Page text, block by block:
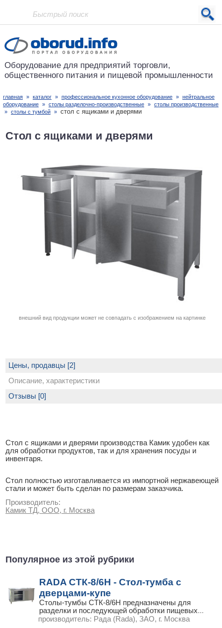
Проект основан в 2001 году
Оборудование для предприятий торговли,
общественного питания и пищевой промышленности
главная » каталог » профессиональное кухонное оборудование » нейтральное
оборудование » столы разделочно-производственные » столы производственные
» столы с тумбой » стол с ящиками и дверями
Стол с ящиками и дверями
внешний вид продукции может не совпадать с изображением на картинке
Цены, продавцы [2]
Описание, характеристики
Стол с ящиками и дверями производства Камик удобен как
для обработки продуктов, так и для хранения посуды и
инвентаря.
Стол полностью изготавливается из импортной нержавеющей
стали и может быть сделан по размерам заказчика.
Производитель:
Камик ТД, ООО, г. Москва
Отзывы [0]
Популярное из этой рубрики
RADA СТК-8/6Н - Стол-тумба с
дверцами-купе
Столы-тумбы СТК-8/6Н предназначены для
разделки и последующей обработки пищевых...
производитель: Рада (Rada), ЗАО, г. Москва